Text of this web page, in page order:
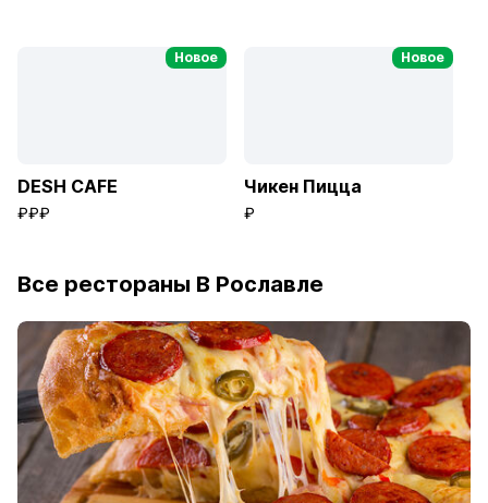
Новое
DESH CAFE
₽₽₽
Новое
Чикен Пицца
₽
Все рестораны В Рославле